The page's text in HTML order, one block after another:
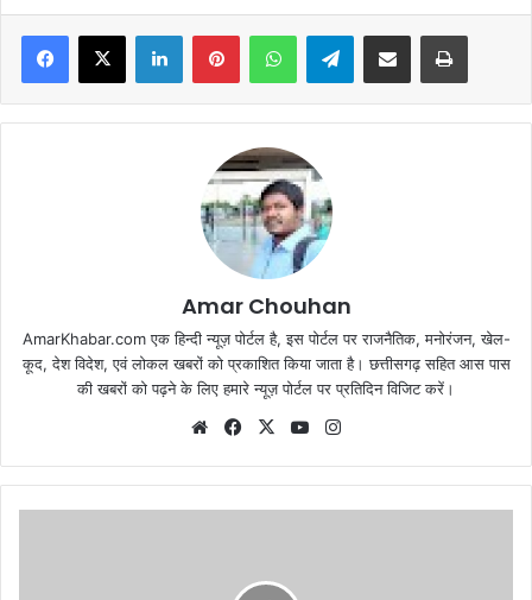
Facebook
X LinkedInPinterestWhatsAppTelegramShare via Email Print
Amar Chouhan
AmarKhabar.com एक हिन्दी न्यूज़ पोर्टल है, इस पोर्टल पर राजनैतिक, मनोरंजन, खेल-
कूद, देश विदेश, एवं लोकल खबरों को प्रकाशित किया जाता है। छत्तीसगढ़ सहित आस पास
की खबरों को पढ़ने के लिए हमारे न्यूज़ पोर्टल पर प्रतिदिन विजिट करें।
WebsiteFacebook
X YouTube